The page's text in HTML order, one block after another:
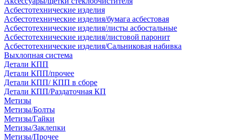
Асбестотехнические изделия
Асбестотехнические изделия/бумага асбестовая
Асбестотехнические изделия/листы асбостальные
Асбестотехнические изделия/листовой паронит
Асбестотехнические изделия/Сальниковая набивка
Выхлопная система
Детали КПП
Детали КПП/прочее
Детали КПП/ КПП в сборе
Детали КПП/Раздаточная КП
Метизы
Метизы/Болты
Метизы/Гайки
Метизы/Заклепки
Метизы/Прочее